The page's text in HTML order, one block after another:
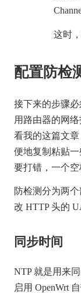
这时
配置防检
接下来的步骤
用路由器的网
看我的这篇文
便地复制粘贴
要打错，一个空
防检测分为两
改 HTTP 头的
同步时间
NTP 就是用来
启用 OpenWrt